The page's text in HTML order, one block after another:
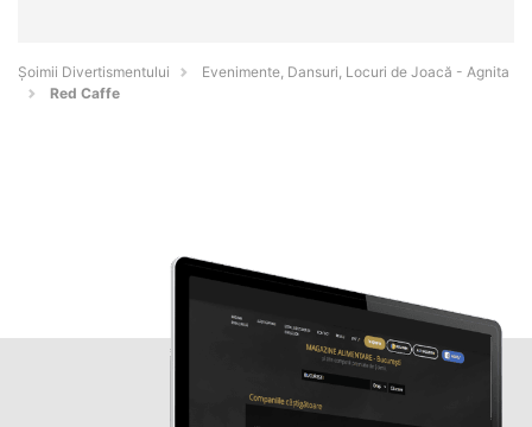
Şoimii Divertismentului
Evenimente, Dansuri, Locuri de Joacă - Agnita
Red Caffe